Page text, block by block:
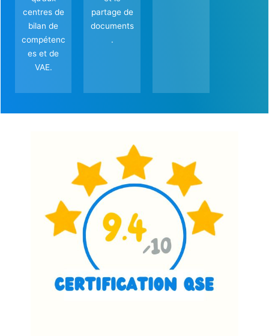
centres de
bilan de
compétenc
es et de
VAE.
partage de
documents
.